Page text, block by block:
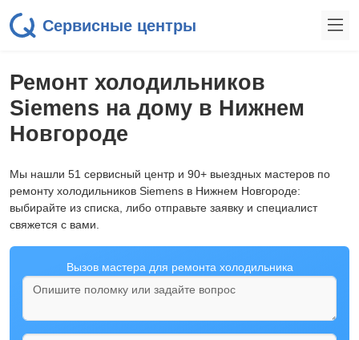
Сервисные центры
Ремонт холодильников
Siemens на дому в Нижнем
Новгороде
Мы нашли 51 сервисный центр и 90+ выездных мастеров по
ремонту холодильников Siemens в Нижнем Новгороде:
выбирайте из списка, либо отправьте заявку и специалист
свяжется с вами.
Вызов мастера для ремонта холодильника